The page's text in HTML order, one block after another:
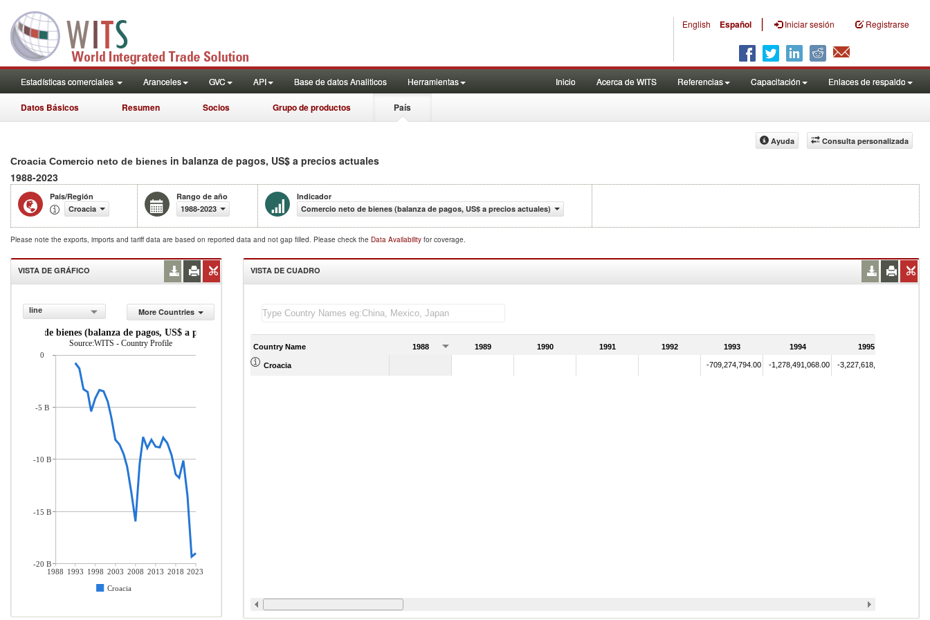
English Español | Iniciar sesión Registrarse
Estadísticas comerciales Aranceles GVC API Base de datos Analiticos Herramientas Inicio Acerca de WITS Referencias Capacitación Enlaces de respaldo
Datos Básicos Resumen Socios Grupo de productos País
Consulta personalizada
Ayuda
Croacia Comercio neto de bienes in balanza de pagos, US$ a precios actuales
1988-2023
País/Región
Croacia
Rango de año
1988-2023
Indicador
Comercio neto de bienes (balanza de pagos, US$ a precios actuales)
Please note the exports, imports and tariff data are based on reported data and not gap filled. Please check the Data Availability for coverage.
VISTA DE GRÁFICO
line
More Countries
neto de bienes (balanza de pagos, US$ a precios actuales)
Source:WITS - Country Profile
1988 1993 1998 2003 2008 2013 2018 2023
Croacia
0
-5 B
-10 B
-15 B
-20 B
VISTA DE CUADRO
Country Name 1988 1989 1990 1991 1992 1993 1994 1995
Croacia -709,274,794.00 -1,278,491,068.00 -3,227,618,260.00